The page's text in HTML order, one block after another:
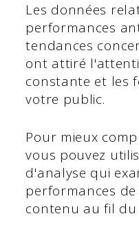
Les données
performances
tendances
ont attiré
constante et les
votre public.
Pour mieux
vous pouvez
d'analyse qui
performances
contenu au fil du